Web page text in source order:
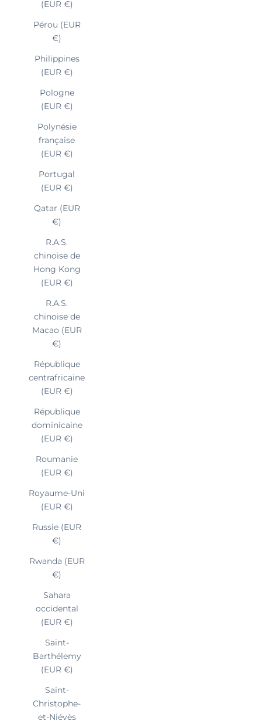
(EUR €)
Pérou (EUR
€)
Philippines
(EUR €)
Pologne
(EUR €)
Polynésie
française
(EUR €)
Portugal
(EUR €)
Qatar (EUR
€)
R.A.S.
chinoise de
Hong Kong
(EUR €)
R.A.S.
chinoise de
Macao (EUR
€)
République
centrafricaine
(EUR €)
République
dominicaine
(EUR €)
Roumanie
(EUR €)
Royaume-Uni
(EUR €)
Russie (EUR
€)
Rwanda (EUR
€)
Sahara
occidental
(EUR €)
Saint-
Barthélemy
(EUR €)
Saint-
Christophe-
et-Niévès